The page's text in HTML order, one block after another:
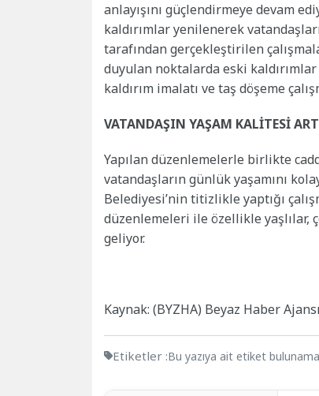
anlayışını güçlendirmeye devam
kaldırımlar yenilenerek
tarafından gerçekleştirilen
duyulan noktalarda eski
kaldırım imalatı ve taş döşeme
VATANDAŞIN YAŞAM KALİTESİ
Yapılan düzenlemelerle birlikte
vatandaşların günlük yaşamını
Belediyesi’nin titizlikle yaptığı
düzenlemeleri ile özellikle yaşlılar,
geliyor.
Kaynak: (BYZHA) Beyaz Haber Ajansı
Etiketler :Bu yazıya ait etiket